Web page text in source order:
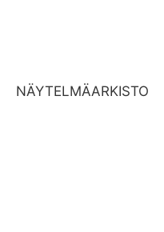
NÄYTELMÄARKISTO